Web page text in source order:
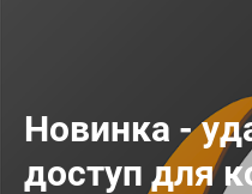
Новинка -
доступ для